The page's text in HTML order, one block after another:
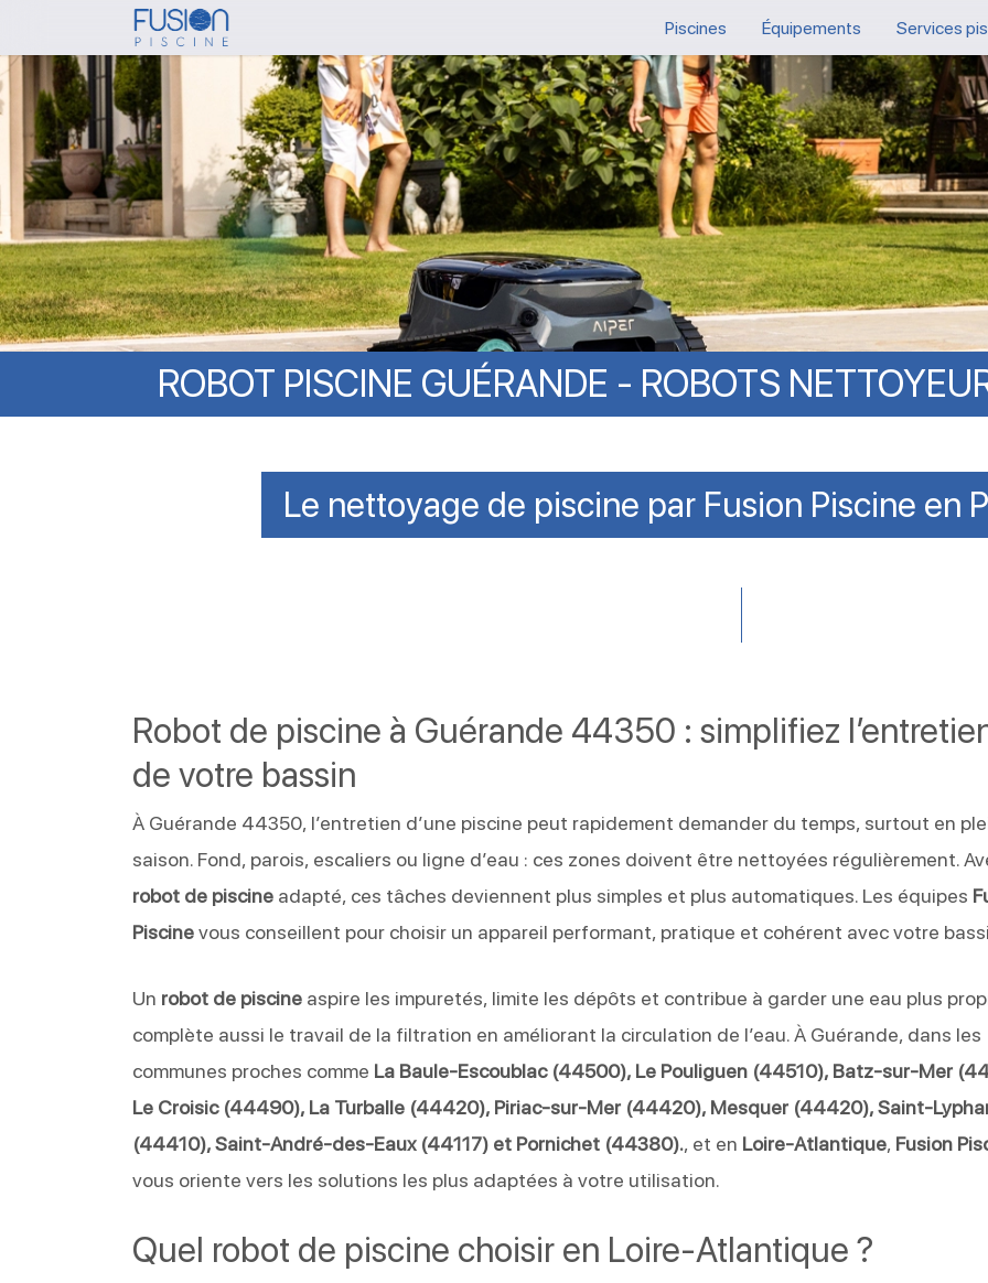
to
main
content
Piscines Équipements Services
ROBOT PISCINE GUÉRANDE - ROBOTS
Le nettoyage de piscine par Fusion Piscine en
Robot de piscine à Guérande 44350 : simplifiez
de votre bassin
À Guérande 44350, l’entretien d’une piscine peut rapidement demander du temps, surtout en
saison. Fond, parois, escaliers ou ligne d’eau : ces zones doivent être nettoyées régulièrement.
robot de piscine adapté, ces tâches deviennent plus simples et plus automatiques. Les équipes
Piscinevous conseillent pour choisir un appareil performant, pratique et cohérent avec votre
Un robot de piscine aspire les impuretés, limite les dépôts et contribue à garder une eau plus
complète aussi le travail de la filtration en améliorant la circulation de l’eau. À Guérande, dans les
communes proches comme La Baule-Escoublac (44500), Le Pouliguen (44510), Batz-sur-Mer
Le Croisic (44490), La Turballe (44420), Piriac-sur-Mer (44420), Mesquer (44420), Saint-
(44410), Saint-André-des-Eaux (44117) et Pornichet (44380)., et en Loire-Atlantique, Fusion
vous oriente vers les solutions les plus adaptées à votre utilisation.
Quel robot de piscine choisir en Loire-Atlantique ?